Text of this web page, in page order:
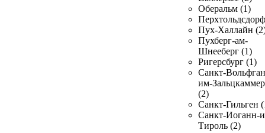
Оберальм (1)
Пух-Халлайн
Пухберг-ам-
Шнееберг (1)
Ригерсбург (1)
Санкт-
им-
(2)
Санкт-Гильген
Санкт-Иоганн-
Тироль (2)